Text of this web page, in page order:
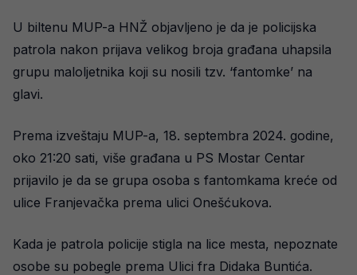
U biltenu MUP-a HNŽ objavljeno je da je policijska
patrola nakon prijava velikog broja građana uhapsila
grupu maloljetnika koji su nosili tzv. ‘fantomke’ na
glavi.
Prema izveštaju MUP-a, 18. septembra 2024. godine,
oko 21:20 sati, više građana u PS Mostar Centar
prijavilo je da se grupa osoba s fantomkama kreće od
ulice Franjevačka prema ulici Onešćukova.
Kada je patrola policije stigla na lice mesta, nepoznate
osobe su pobegle prema Ulici fra Didaka Buntića.